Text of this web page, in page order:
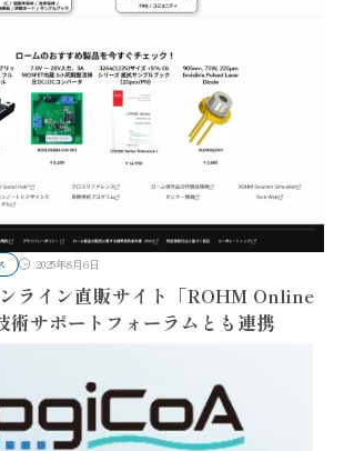
2025年8月6日
ライン直販サイト「ROHM Online
サポートフォーラムとも連携